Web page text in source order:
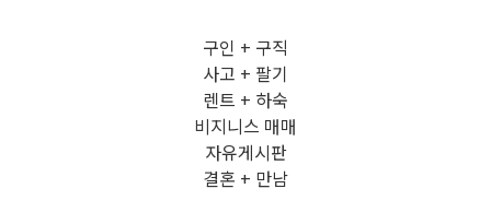
구인 + 구직
사고 + 팔기
렌트 + 하숙
비지니스 매매
자유게시판
결혼 + 만남